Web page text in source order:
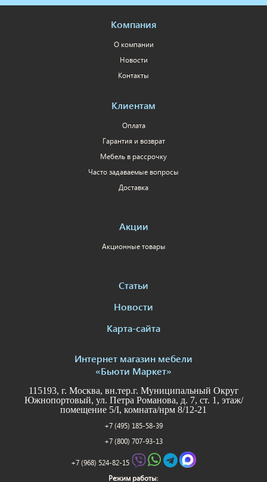
Компания
О компании
Новости
Контакты
Клиентам
Оплата
Гарантия и возврат
Мебель в рассрочку
Часто задаваемые вопросы
Доставка
Акции
Акционные товары
Статьи
Новости
Карта-сайта
Интернет магазин мебели
«Бьюти Маркет»
115193, г. Москва, вн.тер.г. Муниципальный Округ
Южнопортовый, ул. Петра Романова, д. 7, ст. 1, этаж/
помещение 5/I, комната/нрм 8/12-21
+7 (495) 185-58-39
+7 (800) 707-93-13
+7 (968) 524-82-15
Режим работы: